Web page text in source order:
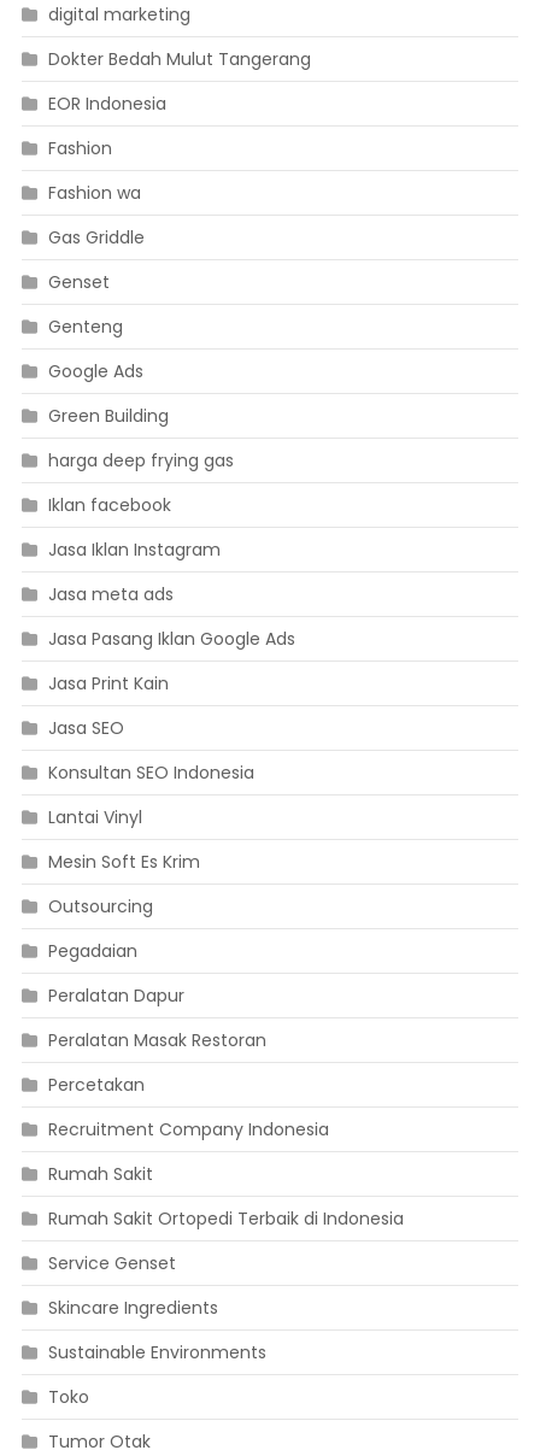
digital marketing
Dokter Bedah Mulut Tangerang
EOR Indonesia
Fashion
Fashion wa
Gas Griddle
Genset
Genteng
Google Ads
Green Building
harga deep frying gas
Iklan facebook
Jasa Iklan Instagram
Jasa meta ads
Jasa Pasang Iklan Google Ads
Jasa Print Kain
Jasa SEO
Konsultan SEO Indonesia
Lantai Vinyl
Mesin Soft Es Krim
Outsourcing
Pegadaian
Peralatan Dapur
Peralatan Masak Restoran
Percetakan
Recruitment Company Indonesia
Rumah Sakit
Rumah Sakit Ortopedi Terbaik di Indonesia
Service Genset
Skincare Ingredients
Sustainable Environments
Toko
Tumor Otak